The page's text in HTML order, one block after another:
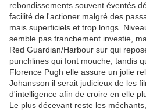
rebondissements souvent éventés
facilité de l'actioner malgré des
mais superficiels et trop longs.
semble pas franchement investie,
Red Guardian/Harbour sur qui
punchlines qui font mouche, tandis
Florence Pugh elle assure un jolie
Johansson il serait judicieux de les
d'intelligence afin de croire en elle
Le plus décevant reste les